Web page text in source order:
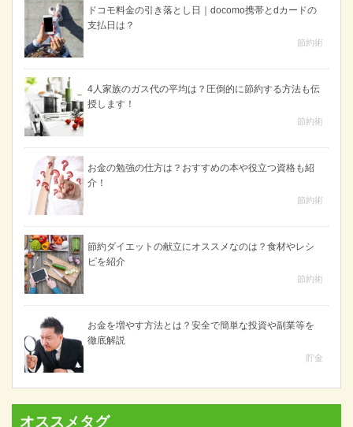
ドコモ料金の引き落とし日｜docomo携帯とdカードの
支払日は？
節約術
4人家族のガス代の平均は？圧倒的に節約する方法も伝
授します！
節約術
お金の勉強の仕方は？おすすめの本や役立つ資格も紹
介！
節約術
節約ダイエットの献立にオススメなのは？食材やレシ
ピを紹介
節約術
お金を増やす方法とは？安全で簡単な投資や副業等を
徹底解説
貯金
オススメタグ